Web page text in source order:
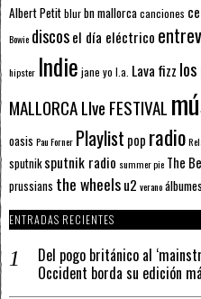
Albert Petitblurbn mallorcacanciones
Bowie discosel día eléctrico
hipster Indie jane yo l.a. Lava fizz
MALLORCA LIve FESTIVAL
oasis Pau Forner Playlist pop radio
sputnik sputnik radio summer pie The
prussians the wheelsu2 veranoálbumes
ENTRADAS RECIENTES
Del pogo británico al
Occident borda su edición